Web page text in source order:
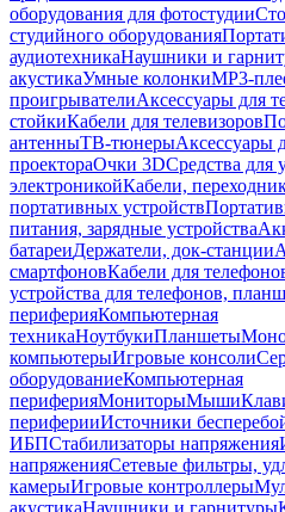
оборудования для фотостудии
студийного оборудования
аудиотехникаНаушники и
акустикаУмные колонкиMP3-
проигрывателиАксессуары для
стойкиКабели для телевизоров
антенныТВ-тюнерыАксессуары
проектораОчки 3DСредства для
электроникойКабели,
портативных устройств
питания, зарядные устройства
батареиДержатели, док-станции
смартфоновКабели для
устройства для телефонов,
периферияКомпьютерная
техникаНоутбукиПланшеты
компьютерыИгровые консоли
оборудованиеКомпьютерная
периферияМониторыМыши
периферииИсточники
ИБПСтабилизаторы напряжения
напряженияСетевые фильтры,
камерыИгровые контроллеры
акустикаНаушники и гарнитуры